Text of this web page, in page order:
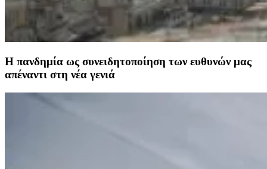
Η πανδημία ως συνειδητοποίηση των ευθυνών μας
απέναντι στη νέα γενιά